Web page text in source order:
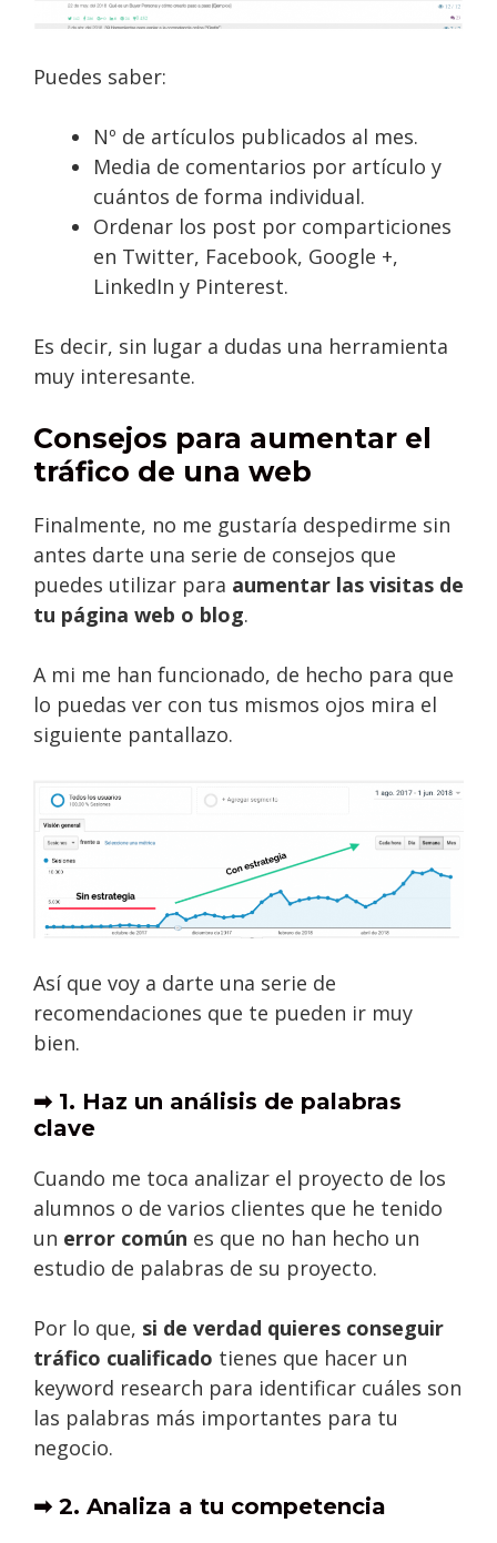
Puedes saber:
Nº de artículos publicados al mes.
Media de comentarios por artículo y
cuántos de forma individual.
Ordenar los post por comparticiones
en Twitter, Facebook, Google +,
LinkedIn y Pinterest.
Es decir, sin lugar a dudas una herramienta
muy interesante.
Consejos para aumentar el
tráfico de una web
Finalmente, no me gustaría despedirme sin
antes darte una serie de consejos que
puedes utilizar para aumentar las visitas de
tu página web o blog.
A mi me han funcionado, de hecho para que
lo puedas ver con tus mismos ojos mira el
siguiente pantallazo.
Así que voy a darte una serie de
recomendaciones que te pueden ir muy
bien.
➡ 1. Haz un análisis de palabras
clave
Cuando me toca analizar el proyecto de los
alumnos o de varios clientes que he tenido
un error común es que no han hecho un
estudio de palabras de su proyecto.
Por lo que, si de verdad quieres conseguir
tráfico cualificado tienes que hacer un
keyword research para identificar cuáles son
las palabras más importantes para tu
negocio.
➡ 2. Analiza a tu competencia